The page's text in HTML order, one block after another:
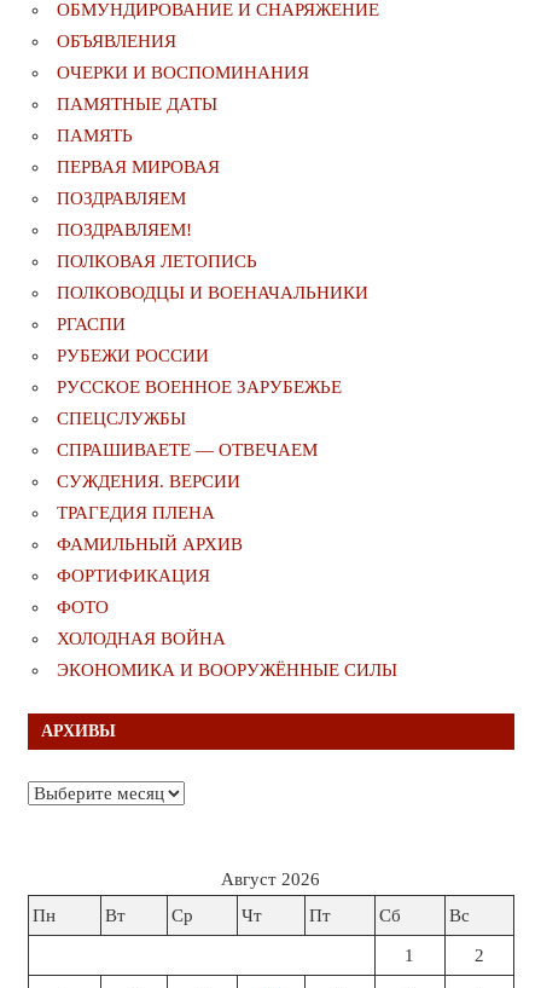
ОБМУНДИРОВАНИЕ И СНАРЯЖЕНИЕ
ОБЪЯВЛЕНИЯ
ОЧЕРКИ И ВОСПОМИНАНИЯ
ПАМЯТНЫЕ ДАТЫ
ПАМЯТЬ
ПЕРВАЯ МИРОВАЯ
ПОЗДРАВЛЯЕМ
ПОЗДРАВЛЯЕМ!
ПОЛКОВАЯ ЛЕТОПИСЬ
ПОЛКОВОДЦЫ И ВОЕНАЧАЛЬНИКИ
РГАСПИ
РУБЕЖИ РОССИИ
РУССКОЕ ВОЕННОЕ ЗАРУБЕЖЬЕ
СПЕЦСЛУЖБЫ
СПРАШИВАЕТЕ — ОТВЕЧАЕМ
СУЖДЕНИЯ. ВЕРСИИ
ТРАГЕДИЯ ПЛЕНА
ФАМИЛЬНЫЙ АРХИВ
ФОРТИФИКАЦИЯ
ФОТО
ХОЛОДНАЯ ВОЙНА
ЭКОНОМИКА И ВООРУЖЁННЫЕ СИЛЫ
АРХИВЫ
Архивы
Август 2026
Пн
Вт Ср Чт Пт Сб Вс
1 2